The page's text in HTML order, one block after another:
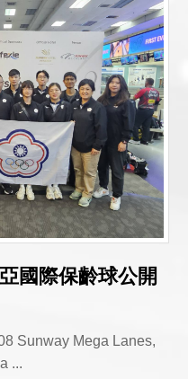
國際保齡球公開
Sunway Mega Lanes,
...